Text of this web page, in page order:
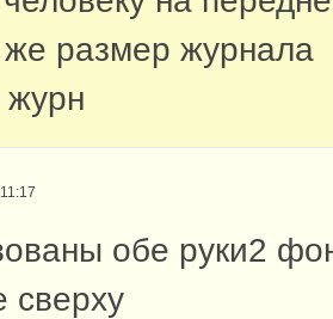
же размер журнала
журн
обе руки2
сверху